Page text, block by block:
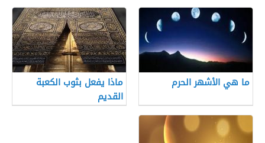
ما هي الأشهر الحرم
ماذا يفعل بثوب الكعبة
القديم